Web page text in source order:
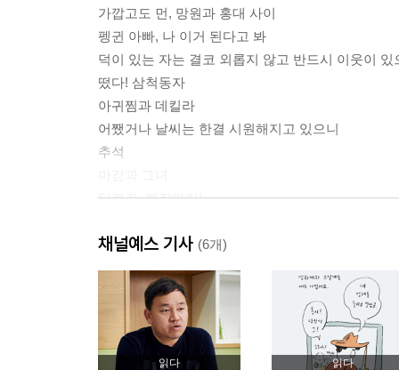
가깝고도 먼, 망원과 홍대 사이
펭귄 아빠, 나 이거 된다고 봐
덕이 있는 자는 결코 외롭지 않고 반드시 이웃이
떴다! 삼척동자
아귀찜과 데킬라
어쨌거나 날씨는 한결 시원해지고 있으니
추석
달려라, 해장마차!
굿바이, 망원동
댄싱 인 더 옥탑
침대에서 통성명하기
망원동 브라더스
11월의 비
에필로그
채널예스 기사 (6개)
읽다 읽다